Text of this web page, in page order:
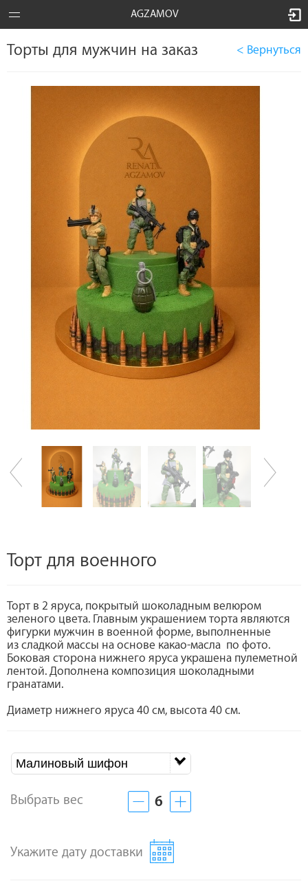
AGZAMOV
Торты для мужчин на заказ < Вернуться
Торт для военного
Торт в 2 яруса, покрытый шоколадным велюром
зеленого цвета. Главным украшением торта являются
фигурки мужчин в военной форме, выполненные
из сладкой массы на основе какао-масла по фото.
Боковая сторона нижнего яруса украшена пулеметной
лентой. Дополнена композиция шоколадными
гранатами.
Диаметр нижнего яруса 40 см, высота 40 см.
Малиновый шифон
Выбрать вес 6
Укажите дату доставки